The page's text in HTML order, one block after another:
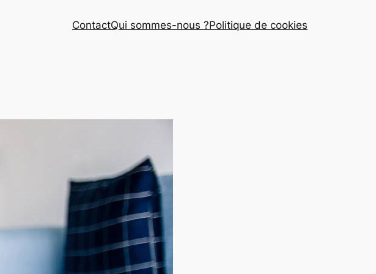
ContactQui sommes-nous ?Politique de cookies